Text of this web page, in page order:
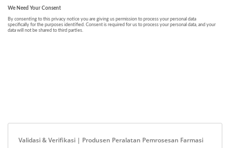
Validasi & Verifikasi | Produsen Peralatan Pemrosesan Farmasi